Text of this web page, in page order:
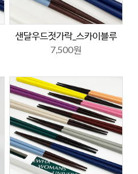
샌달우드젓가락_스카이블루
7,500원